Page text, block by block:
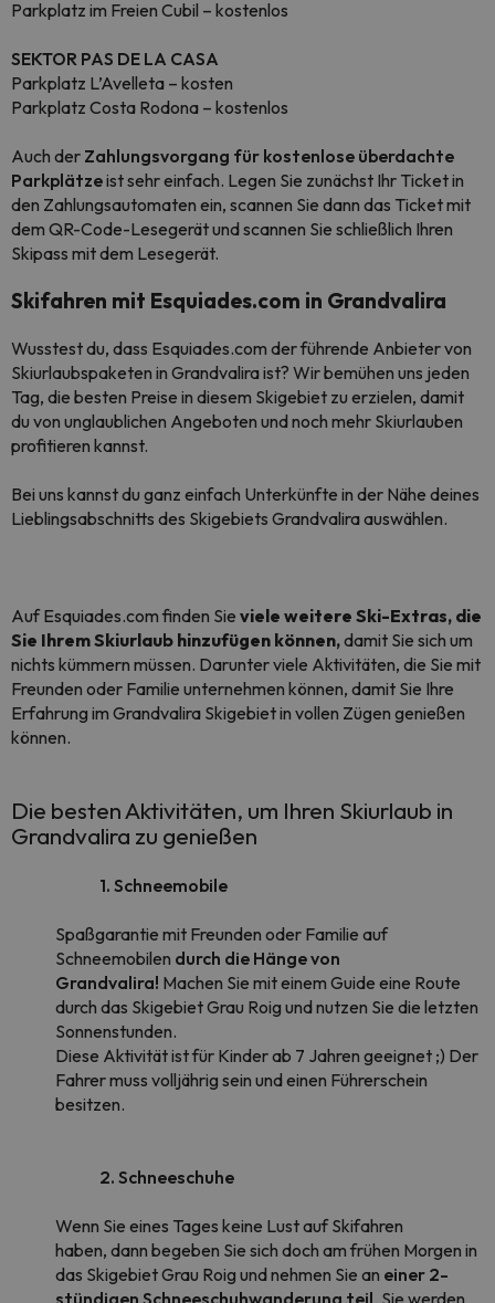
Parkplatz im Freien Cubil – kostenlos
SEKTOR PAS DE LA CASA
Parkplatz L’Avelleta – kosten
Parkplatz Costa Rodona – kostenlos
Auch der Zahlungsvorgang für kostenlose überdachte
Parkplätzeist sehr einfach. Legen Sie zunächst Ihr Ticket in
den Zahlungsautomaten ein, scannen Sie dann das Ticket mit
dem QR-Code-Lesegerät und scannen Sie schließlich Ihren
Skipass mit dem Lesegerät.
Skifahren mit Esquiades.com in Grandvalira
Wusstest du, dass Esquiades.com der führende Anbieter von
Skiurlaubspaketen in Grandvalira ist? Wir bemühen uns jeden
Tag, die besten Preise in diesem Skigebiet zu erzielen, damit
du von unglaublichen Angeboten und noch mehr Skiurlauben
profitieren kannst.
Bei uns kannst du ganz einfach Unterkünfte in der Nähe deines
Lieblingsabschnitts des Skigebiets Grandvalira auswählen.
Auf Esquiades.com finden Sie viele weitere Ski-Extras, die
Sie Ihrem Skiurlaub hinzufügen können,damit Sie sich um
nichts kümmern müssen. Darunter viele Aktivitäten, die Sie mit
Freunden oder Familie unternehmen können, damit Sie Ihre
Erfahrung im Grandvalira Skigebiet in vollen Zügen genießen
können.
Die besten Aktivitäten, um Ihren Skiurlaub in
Grandvalira zu genießen
1. Schneemobile
Spaßgarantie mit Freunden oder Familie auf
Schneemobilen durch die Hänge von
Grandvalira! Machen Sie mit einem Guide eine Route
durch das Skigebiet Grau Roig und nutzen Sie die letzten
Sonnenstunden.
Diese Aktivität ist für Kinder ab 7 Jahren geeignet ;) Der
Fahrer muss volljährig sein und einen Führerschein
besitzen.
2. Schneeschuhe
Wenn Sie eines Tages keine Lust auf Skifahren
haben, dann begeben Sie sich doch am frühen Morgen in
das Skigebiet Grau Roig und nehmen Sie an einer 2-